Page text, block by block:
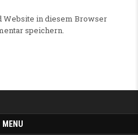
Website in diesem Browser
speichern.
MENU